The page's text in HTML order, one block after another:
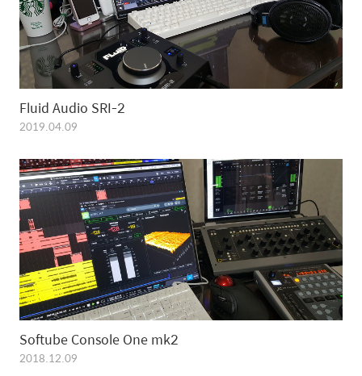
Fluid Audio SRI-2
2019.04.09
Softube Console One mk2
2018.12.09